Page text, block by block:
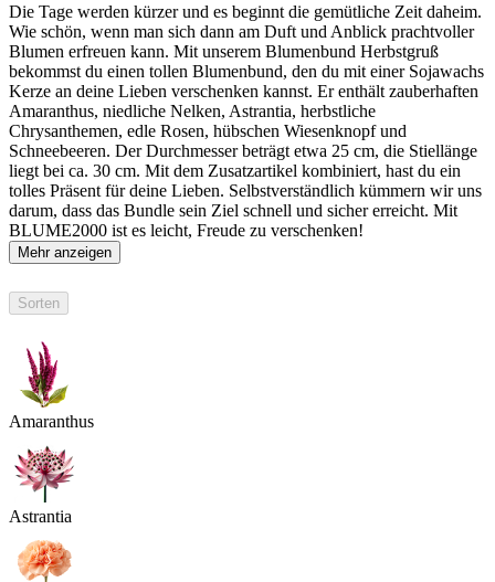
Die Tage werden kürzer und es beginnt die gemütliche Zeit daheim.
Wie schön, wenn man sich dann am Duft und Anblick prachtvoller
Blumen erfreuen kann. Mit unserem Blumenbund Herbstgruß
bekommst du einen tollen Blumenbund, den du mit einer Sojawachs
Kerze an deine Lieben verschenken kannst. Er enthält zauberhaften
Amaranthus, niedliche Nelken, Astrantia, herbstliche
Chrysanthemen, edle Rosen, hübschen Wiesenknopf und
Schneebeeren. Der Durchmesser beträgt etwa 25 cm, die Stiellänge
liegt bei ca. 30 cm. Mit dem Zusatzartikel kombiniert, hast du ein
tolles Präsent für deine Lieben. Selbstverständlich kümmern wir uns
darum, dass das Bundle sein Ziel schnell und sicher erreicht. Mit
BLUME2000 ist es leicht, Freude zu verschenken!
Mehr anzeigen
Sorten
Amaranthus
Astrantia